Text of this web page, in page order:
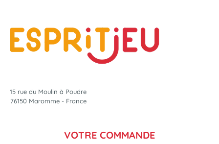
15 rue du Moulin à Poudre
76150 Maromme - France
VOTRE COMMANDE